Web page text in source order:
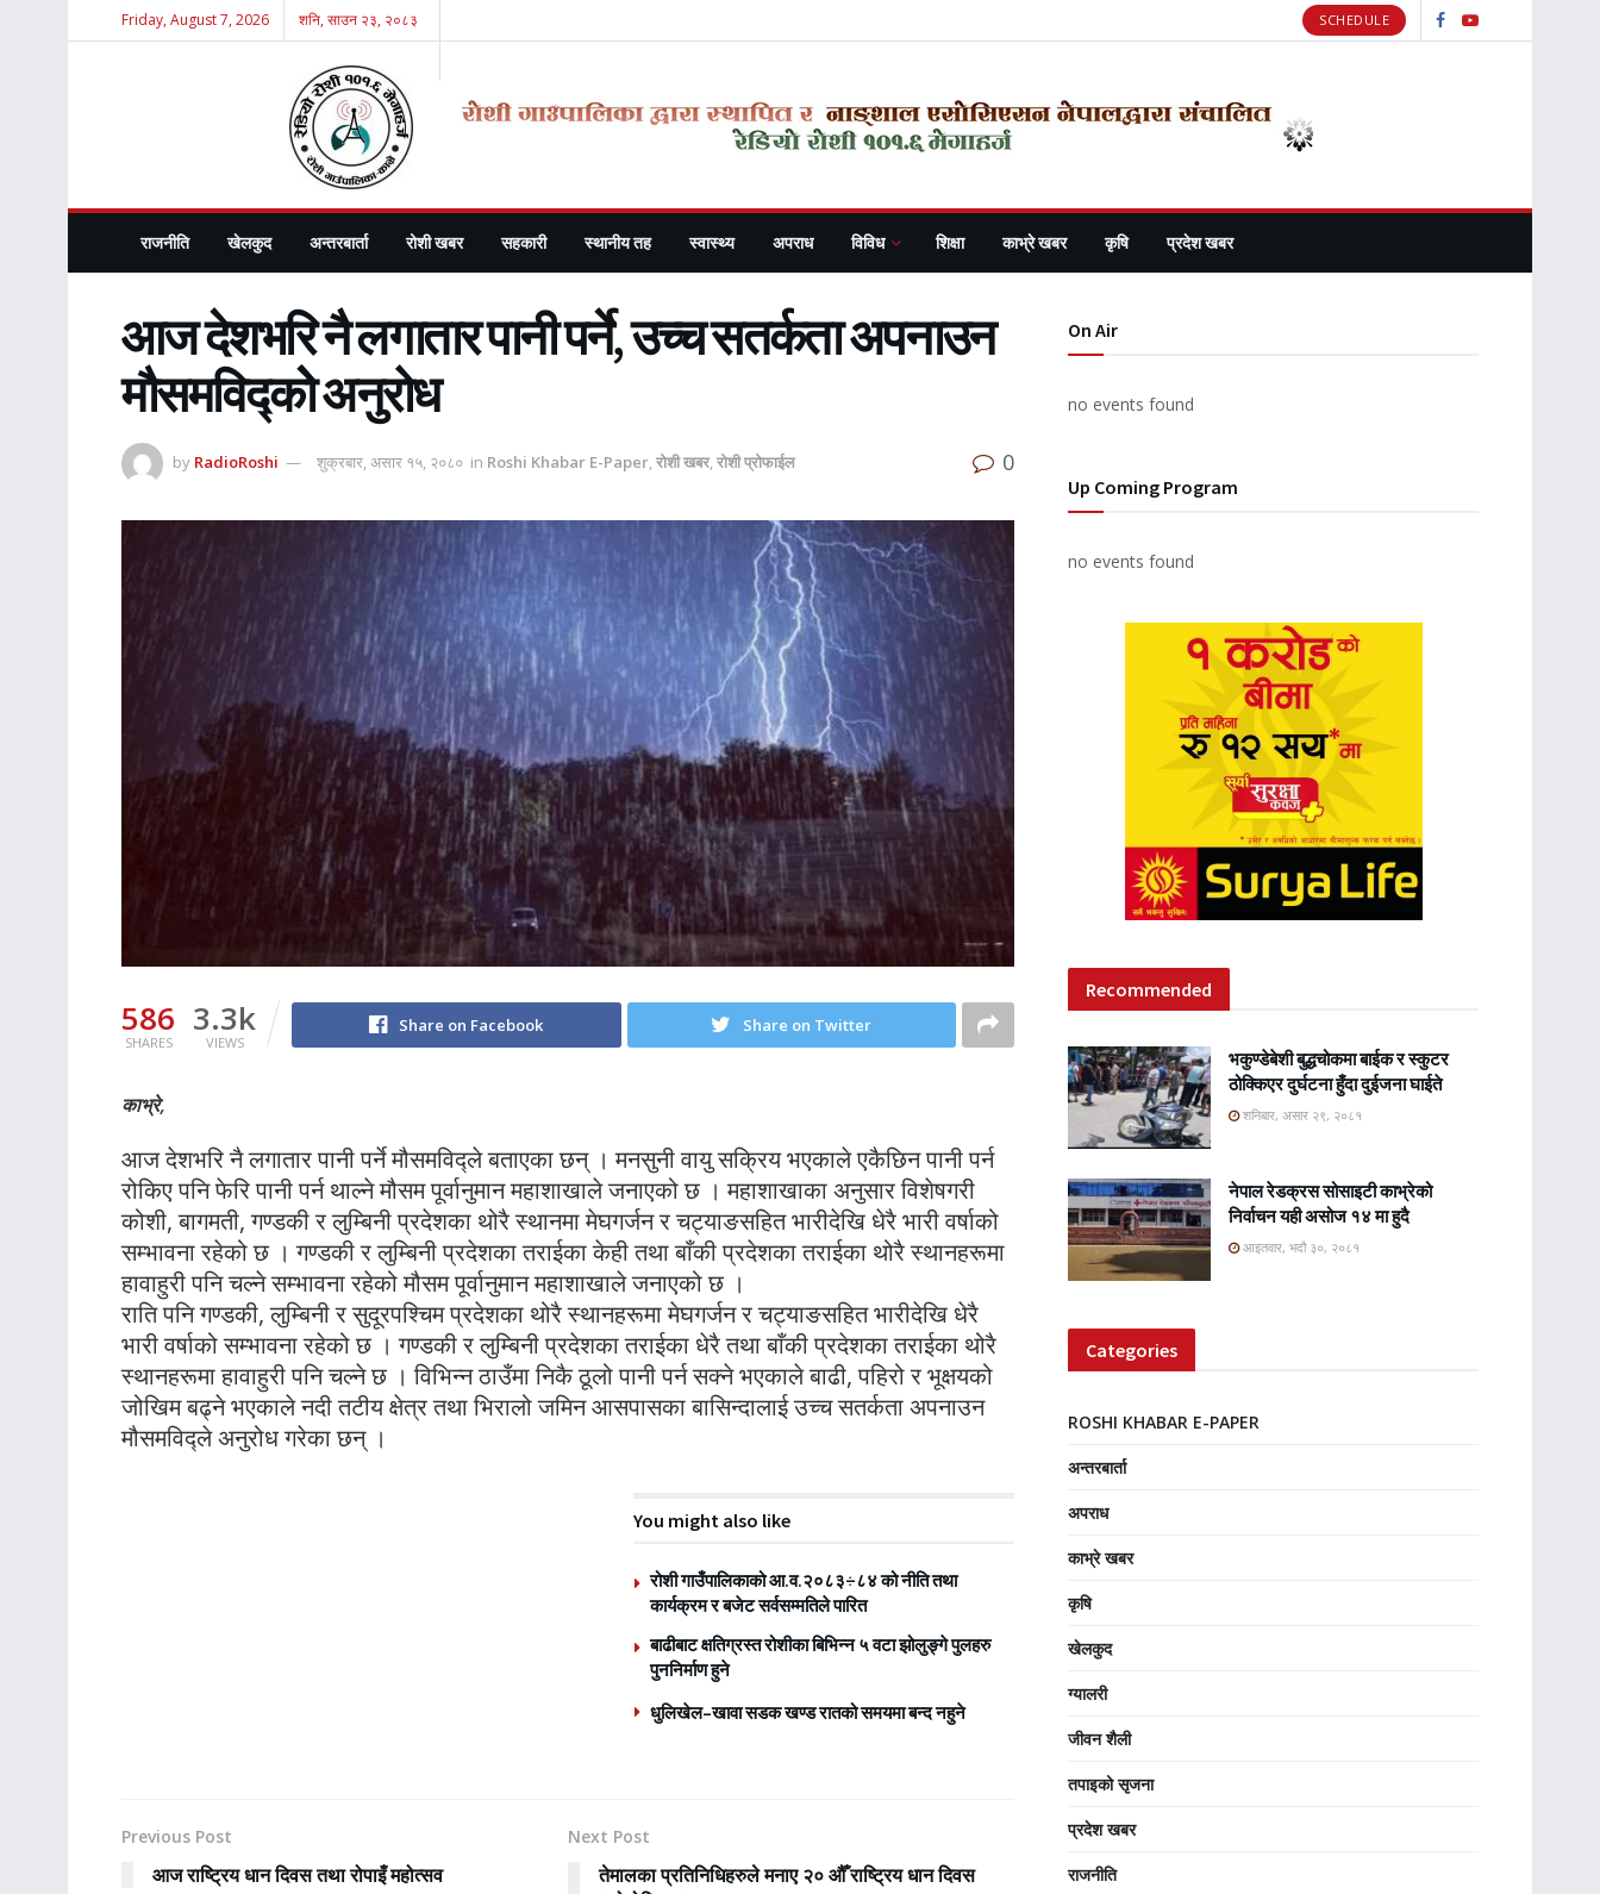
Friday, August 7, 2026 शनि, साउन २३, २०८३ SCHEDULE
राजनीति खेलकुद अन्तरबार्ता रोशी खबर सहकारी स्थानीय तह स्वास्थ्य अपराध विविध शिक्षा काभ्रे खबर कृषि प्रदेश खबर
आज देशभरि नै लगातार पानी पर्ने, उच्च सतर्कता अपनाउन
मौसमविद्कोे अनुरोध
by RadioRoshi शुक्रबार, असार १५, २०८० in Roshi Khabar E-Paper,रोशी खबर,रोशी प्रोफाईल 0
586
SHARES
3.3k
VIEWS
Share on Facebook Share on Twitter
काभ्रे,
आज देशभरि नै लगातार पानी पर्ने मौसमविद्ले बताएका छन् । मनसुनी वायु सक्रिय भएकाले एकैछिन पानी पर्न
रोकिए पनि फेरि पानी पर्न थाल्ने मौसम पूर्वानुमान महाशाखाले जनाएको छ । महाशाखाका अनुसार विशेषगरी
कोशी, बागमती, गण्डकी र लुम्बिनी प्रदेशका थोरै स्थानमा मेघगर्जन र चट्याङसहित भारीदेखि धेरै भारी वर्षाको
सम्भावना रहेको छ । गण्डकी र लुम्बिनी प्रदेशका तराईका केही तथा बाँकी प्रदेशका तराईका थोरै स्थानहरूमा
हावाहुरी पनि चल्ने सम्भावना रहेको मौसम पूर्वानुमान महाशाखाले जनाएको छ ।
राति पनि गण्डकी, लुम्बिनी र सुदूरपश्चिम प्रदेशका थोरै स्थानहरूमा मेघगर्जन र चट्याङसहित भारीदेखि धेरै
भारी वर्षाको सम्भावना रहेको छ । गण्डकी र लुम्बिनी प्रदेशका तराईका धेरै तथा बाँकी प्रदेशका तराईका थोरै
स्थानहरूमा हावाहुरी पनि चल्ने छ । विभिन्न ठाउँमा निकै ठूलो पानी पर्न सक्ने भएकाले बाढी, पहिरो र भूक्षयको
जोखिम बढ्ने भएकाले नदी तटीय क्षेत्र तथा भिरालो जमिन आसपासका बासिन्दालाई उच्च सतर्कता अपनाउन
मौसमविद्ले अनुरोध गरेका छन् ।
You might also like
रोशी गाउँपालिकाको आ.व.२०८३÷८४ को नीति तथा
कार्यक्रम र बजेट सर्वसम्मतिले पारित
बाढीबाट क्षतिग्रस्त रोशीका बिभिन्न ५ वटा झोलुङ्गे पुलहरु
पुननिर्माण हुने
धुलिखेल–खावा सडक खण्ड रातको समयमा बन्द नहुने
Previous Post
आज राष्ट्रिय धान दिवस तथा रोपाइँ महोत्सव
Next Post
तेमालका प्रतिनिधिहरुले मनाए २० औँ राष्ट्रिय धान दिवस
On Air
no events found
Up Coming Program
no events found
Recommended
भकुण्डेबेशी बुद्धचोकमा बाईक र स्कुटर
ठोक्किएर दुर्घटना हुँदा दुईजना घाईते
शनिबार, असार २९, २०८१
नेपाल रेडक्रस सोसाइटी काभ्रेको
निर्वाचन यही असोज १४ मा हुदै
आइतवार, भदौ ३०, २०८१
Categories
ROSHI KHABAR E-PAPER
अन्तरबार्ता
अपराध
काभ्रे खबर
कृषि
खेलकुद
ग्यालरी
जीवन शैली
तपाइको सृजना
प्रदेश खबर
राजनीति